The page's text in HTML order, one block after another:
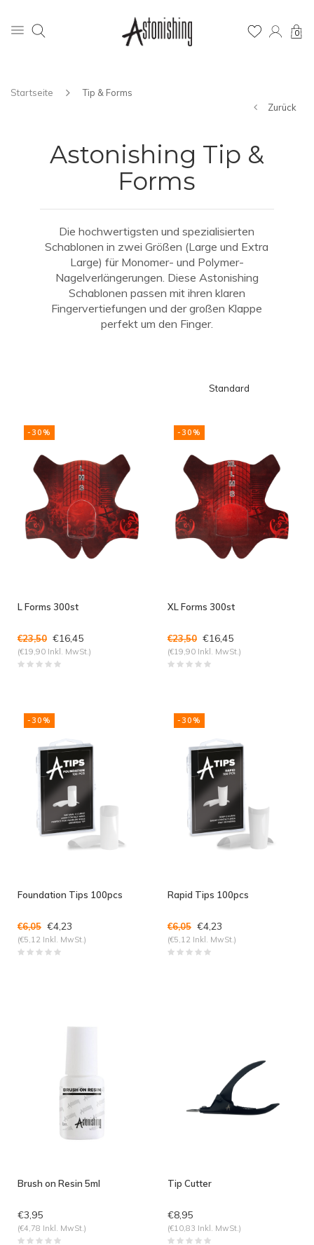
0
Startseite
Tip & Forms
Zurück
Astonishing Tip &
Forms
Die hochwertigsten und spezialisierten
Schablonen in zwei Größen (Large und Extra
Large) für Monomer- und Polymer-
Nagelverlängerungen. Diese Astonishing
Schablonen passen mit ihren klaren
Fingervertiefungen und der großen Klappe
perfekt um den Finger.
Standard
-30%
L Forms 300st
€23,50 €16,45
(€19,90 Inkl. MwSt.)
-30%
XL Forms 300st
€23,50 €16,45
(€19,90 Inkl. MwSt.)
-30%
Foundation Tips 100pcs
€6,05 €4,23
(€5,12 Inkl. MwSt.)
-30%
Rapid Tips 100pcs
€6,05 €4,23
(€5,12 Inkl. MwSt.)
Brush on Resin 5ml
€3,95
(€4,78 Inkl. MwSt.)
Tip Cutter
€8,95
(€10,83 Inkl. MwSt.)